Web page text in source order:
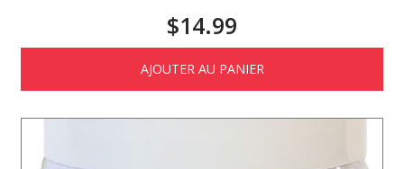
$14.99
AJOUTER AU PANIER